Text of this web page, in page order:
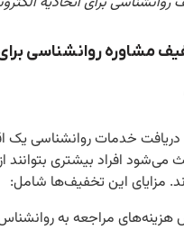
مشاوره روانشناسی برای
خدمات روانشناسی یک
افراد بیشتری بتوانند از
مزایای این تخفیف‌ها شامل:
مراجعه به روانشناس